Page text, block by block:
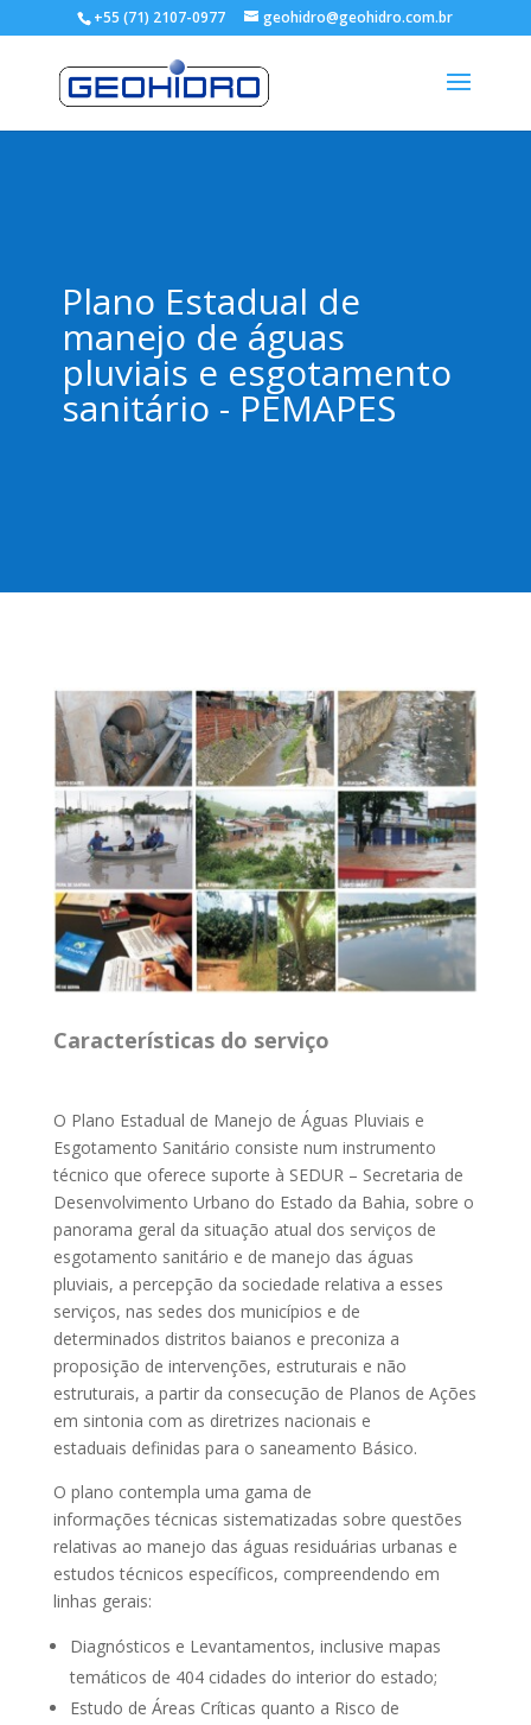
+55 (71) 2107-0977 geohidro@geohidro.com.br
Plano Estadual de
manejo de águas
pluviais e esgotamento
sanitário - PEMAPES
Características do serviço
O Plano Estadual de Manejo de Águas Pluviais e
Esgotamento Sanitário consiste num instrumento
técnico que oferece suporte à SEDUR – Secretaria de
Desenvolvimento Urbano do Estado da Bahia, sobre o
panorama geral da situação atual dos serviços de
esgotamento sanitário e de manejo das águas
pluviais, a percepção da sociedade relativa a esses
serviços, nas sedes dos municípios e de
determinados distritos baianos e preconiza a
proposição de intervenções, estruturais e não
estruturais, a partir da consecução de Planos de Ações
em sintonia com as diretrizes nacionais e
estaduais definidas para o saneamento Básico.
O plano contempla uma gama de
informações técnicas sistematizadas sobre questões
relativas ao manejo das águas residuárias urbanas e
estudos técnicos específicos, compreendendo em
linhas gerais:
Diagnósticos e Levantamentos, inclusive mapas
temáticos de 404 cidades do interior do estado;
Estudo de Áreas Críticas quanto a Risco de